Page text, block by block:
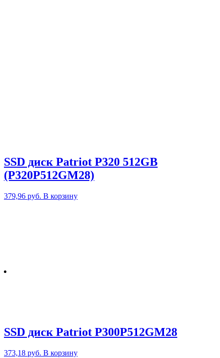
SSD диск Patriot P320 512GB
(P320P512GM28)
379,96 руб. В корзину
SSD диск Patriot P300P512GM28
373,18 руб. В корзину